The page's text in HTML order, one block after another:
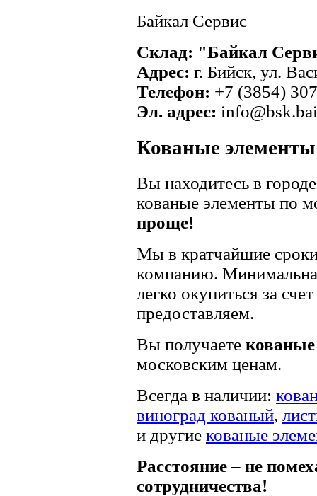
Байкал Сервис
Склад: "Байкал
Адрес: г. Бийск, ул.
Телефон: +7 (3854)
Эл. адрес:
Кованые
Вы находитесь в
кованые элементы по
проще!
Мы в кратчайшие
компанию.
легко окупиться за
предоставляем.
Вы получаете кованые
московским ценам.
Всегда в наличии:
виноград кованый,
и другие кованые
Расстояние – не
сотрудничества!